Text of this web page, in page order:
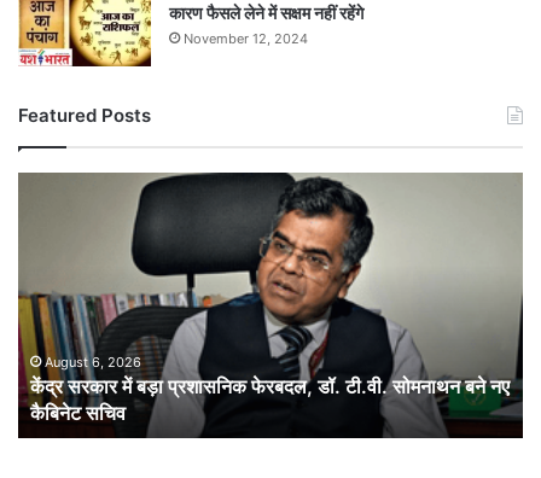
कारण फैसले लेने में सक्षम नहीं रहेंगे
November 12, 2024
Featured Posts
फेरबदल,
डॉ.
टी.वी.
सोमनाथन
बने
नए
August 6, 2026
केंद्र सरकार में बड़ा प्रशासनिक फेरबदल, डॉ. टी.वी. सोमनाथन बने नए
कैबिनेट सचिव